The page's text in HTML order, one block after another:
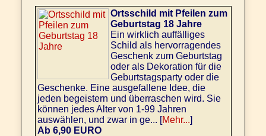
Ortsschild mit Pfeilen zum
Geburtstag 18 Jahre
Ein wirklich auffälliges
Schild als hervorragendes
Geschenk zum Geburtstag
oder als Dekoration für die
Geburtstagsparty oder die
Geschenke. Eine ausgefallene Idee, die
jeden begeistern und überraschen wird. Sie
können jedes Alter von 1-99 Jahren
auswählen, und zwar in ge... [Mehr...]
Ab 6,90 EURO